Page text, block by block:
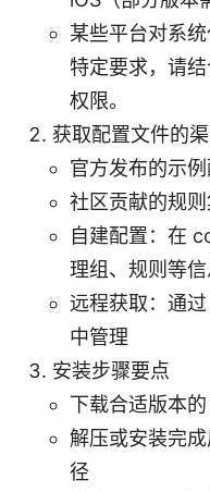
某些平台对系
特定要求，请
权限。
获取配置文件的
官方发布的示
社区贡献的规则
自建配置：在
理组、规则等信
远程获取：通
中管理
安装步骤要点
下载合适版本
解压或安装完
径